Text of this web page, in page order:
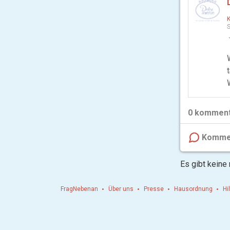
0
Es gibt keine
FragNebenan Über uns Presse Hausordnung